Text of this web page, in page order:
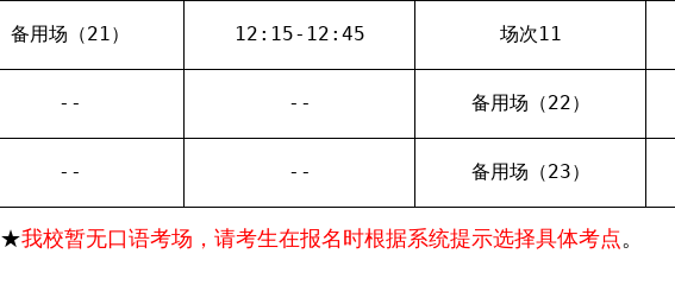
备用场（21） 12:15-12:45 场次11
-- -- 备用场（22）
-- -- 备用场（23）
★我校暂无口语考场，请考生在报名时根据系统提示选择具体考点。